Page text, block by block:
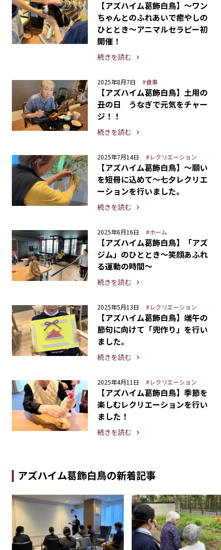
【アズハイム葛飾白鳥】〜ワン
ちゃんとのふれあいで癒やしの
ひととき〜アニマルセラピー初
開催！
続きを読む
2025年8月7日 #食事
【アズハイム葛飾白鳥】土用の
丑の日 うなぎで元気をチャー
ジ！！
続きを読む
2025年7月14日 #レクリエーション
【アズハイム葛飾白鳥】〜願い
を短冊に込めて〜七夕レクリエ
ーションを行いました。
続きを読む
2025年6月16日 #ホーム
【アズハイム葛飾白鳥】「アズ
ジム」のひととき〜笑顔あふれ
る運動の時間〜
続きを読む
2025年5月13日 #レクリエーション
【アズハイム葛飾白鳥】端午の
節句に向けて「兜作り」を行い
ました。
続きを読む
2025年4月11日 #レクリエーション
【アズハイム葛飾白鳥】季節を
楽しむレクリエーションを行い
ました！
続きを読む
アズハイム葛飾白鳥の新着記事